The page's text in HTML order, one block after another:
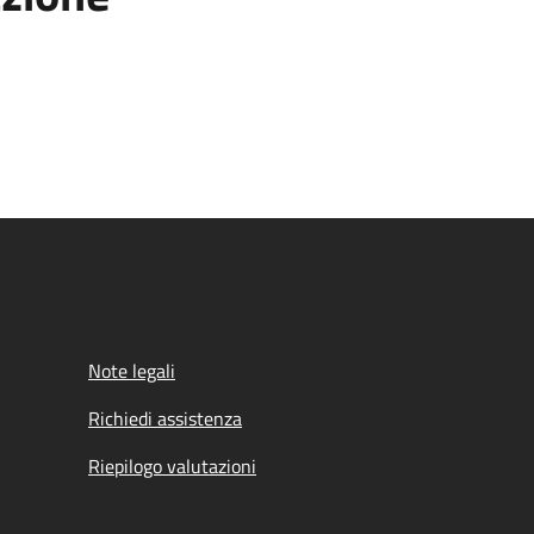
Note legali
Richiedi assistenza
Riepilogo valutazioni